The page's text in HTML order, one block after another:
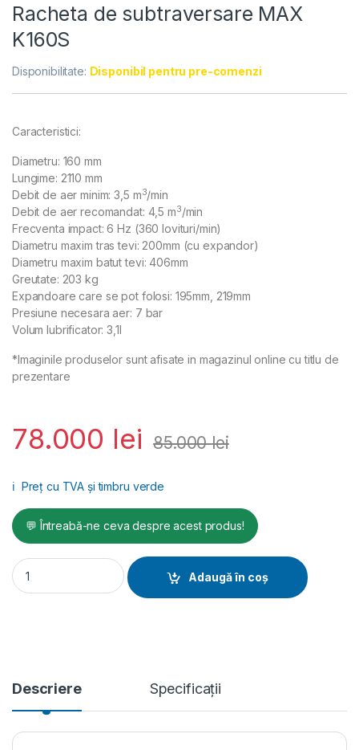
Racheta de subtraversare MAX
K160S
Disponibilitate: Disponibil pentru pre-comenzi
Caracteristici:
Diametru: 160 mm
Lungime: 2110 mm
Debit de aer minim: 3,5 m3/min
Debit de aer recomandat: 4,5 m3/min
Frecventa impact: 6 Hz (360 lovituri/min)
Diametru maxim tras tevi: 200mm (cu expandor)
Diametru maxim batut tevi: 406mm
Greutate: 203 kg
Expandoare care se pot folosi: 195mm, 219mm
Presiune necesara aer: 7 bar
Volum lubrificator: 3,1l
*Imaginile produselor sunt afisate in magazinul online cu titlu de
prezentare
78.000 lei 85.000lei
ℹ️ Preț cu TVA și timbru verde
💬 Întreabă-ne ceva despre acest produs!
Racheta de subtraversare MAX K160S quantity
Adaugă în coș
Descriere Specificații